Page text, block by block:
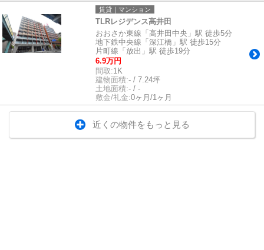
賃貸｜マンション
TLRレジデンス高井田
おおさか東線「高井田中央」駅 徒歩5分
地下鉄中央線「深江橋」駅 徒歩15分
片町線「放出」駅 徒歩19分
6.9万円
間取:1K
建物面積:- / 7.24坪
土地面積:- / -
敷金/礼金:0ヶ月/1ヶ月
近くの物件をもっと見る